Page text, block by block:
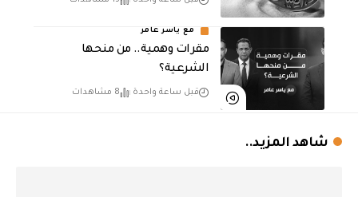
مع ياسر عامر
مقرات وهمية.. من منحها
الشرعية؟
قبل ساعة واحدة 8 مشاهدات
شاهد المزيد..